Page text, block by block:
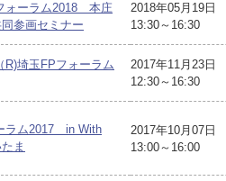
ォーラム2018 本庄
参画セミナー
2018年05月19日
13:30～16:30
R)埼玉FPフォーラム
2017年11月23日
12:30～16:30
ラム2017 in With
ま
2017年10月07日
13:00～16:00